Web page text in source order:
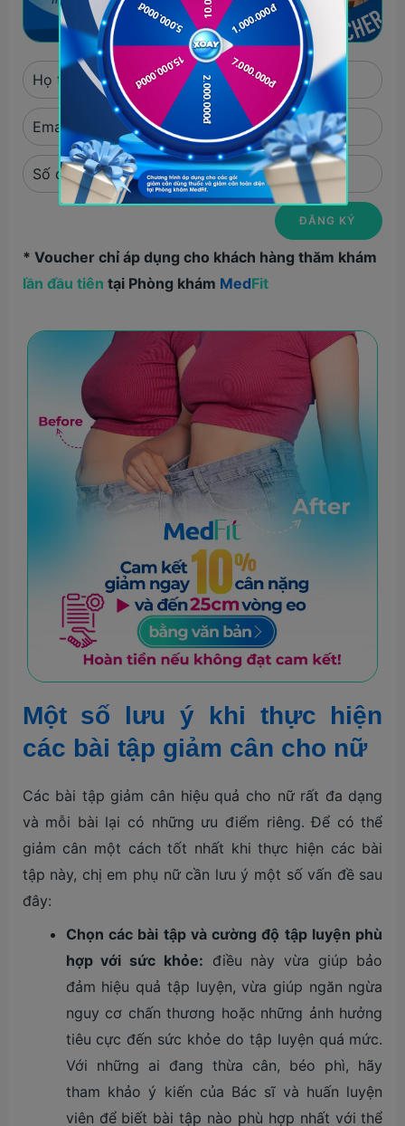
* Voucher chỉ áp dụng cho khách hàng thăm khám
lần đầu tiên tại Phòng khám MedFit
Một số lưu ý khi thực hiện
các bài tập giảm cân cho nữ
Các bài tập giảm cân hiệu quả cho nữ rất đa dạng
và mỗi bài lại có những ưu điểm riêng. Để có thể
giảm cân một cách tốt nhất khi thực hiện các bài
tập này, chị em phụ nữ cần lưu ý một số vấn đề sau
đây:
Chọn các bài tập và cường độ tập luyện phù
hợp với sức khỏe: điều này vừa giúp bảo
đảm hiệu quả tập luyện, vừa giúp ngăn ngừa
nguy cơ chấn thương hoặc những ảnh hưởng
tiêu cực đến sức khỏe do tập luyện quá mức.
Với những ai đang thừa cân, béo phì, hãy
tham khảo ý kiến của Bác sĩ và huấn luyện
viên để biết bài tập nào phù hợp nhất với thể